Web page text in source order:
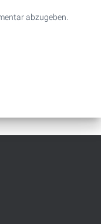
abzugeben.